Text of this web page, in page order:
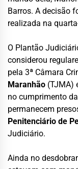
Barros. A decisão
realizada na
O Plantão
considerou
pela 3ª Câmara
Maranhão (TJMA)
no cumprimento
permanecem
Penitenciário de
Judiciário.
Ainda no